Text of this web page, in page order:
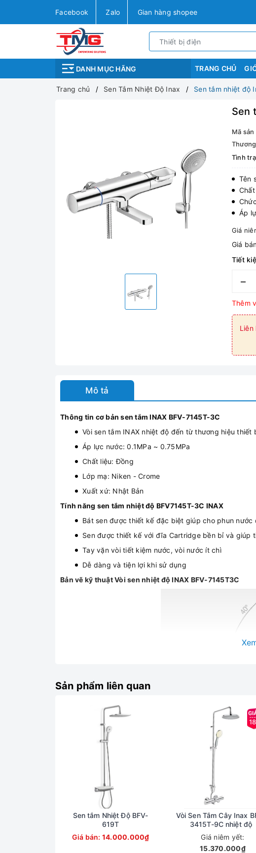
Facebook Zalo Gian hàng shopee
DANH MỤC HÃNG TRANG CHỦ
Trang chủ Sen Tắm Nhiệt Độ Inax Sen tắm nhiệt độ
Sen
Mã sản
Tình
Tên
Áp
Giá
Giá
Tiết
–
Thêm
Mô tả
Thông tin cơ bản sen tắm INAX BFV-7145T-3C
Vòi sen tắm INAX nhiệt độ đến từ thương hiệu thiết
Áp lực nước: 0.1MPa ~ 0.75MPa
Chất liệu: Đồng
Lớp mạ: Niken - Crome
Xuất xứ: Nhật Bản
Tính năng sen tắm nhiệt độ BFV7145T-3C INAX
Bát sen được thiết kế đặc biệt giúp cho phun nước
Sen được thiết kế với đĩa Cartridge bền bỉ và giúp
Tay vặn vòi tiết kiệm nước, vòi nước ít chì
Dễ dàng và tiện lợi khi sử dụng
Bản vẽ kỹ thuật Vòi sen nhiệt độ INAX BFV-7145T3C
Sản phẩm liên quan
Sen tắm Nhiệt Độ BFV-
619T
Giá bán: 14.000.000₫
Vòi Sen Tắm Cây Inax
3415T-9C nhiệt độ
Giá niêm yết:
15.370.000₫